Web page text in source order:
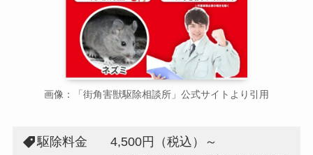
画像：「街角害獣駆除相談所」公式サイトより引用
駆除料金
4,500円（税込）～